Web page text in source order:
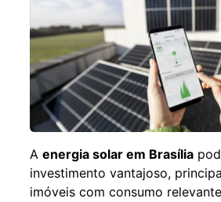
A energia solar em Brasília
investimento vantajoso,
imóveis com consumo